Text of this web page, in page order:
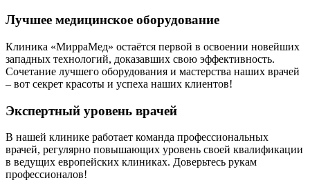
Лучшее медицинское оборудование
Клиника «МирраМед» остаётся первой в освоении новейших
западных технологий, доказавших свою эффективность.
Сочетание лучшего оборудования и мастерства наших врачей
– вот секрет красоты и успеха наших клиентов!
Экспертный уровень врачей
В нашей клинике работает команда профессиональных
врачей, регулярно повышающих уровень своей квалификации
в ведущих европейских клиниках. Доверьтесь рукам
профессионалов!